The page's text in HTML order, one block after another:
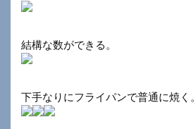
結構な数ができる。
下手なりにフライパンで普通に焼く。